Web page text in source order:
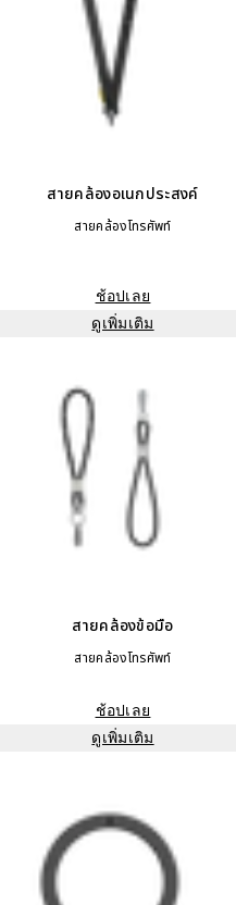
สายคล้องอเนกประสงค์
สายคล้องโทรศัพท์
ช้อปเลย
ดูเพิ่มเติม
สายคล้องข้อมือ
สายคล้องโทรศัพท์
ช้อปเลย
ดูเพิ่มเติม